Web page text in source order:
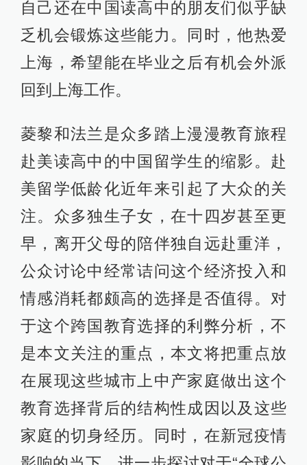
自己还在中国读高中的朋友们似乎缺
乏机会锻炼这些能力。同时，他热爱
上海，希望能在毕业之后有机会外派
回到上海工作。
菱黎和法兰是众多踏上漫漫教育旅程
赴美读高中的中国留学生的缩影。赴
美留学低龄化近年来引起了大众的关
注。众多独生子女，在十四岁甚至更
早，离开父母的陪伴独自远赴重洋，
公众讨论中经常诘问这个经济投入和
情感消耗都颇高的选择是否值得。对
于这个跨国教育选择的利弊分析，不
是本文关注的重点，本文将把重点放
在展现这些城市上中产家庭做出这个
教育选择背后的结构性成因以及这些
家庭的切身经历。同时，在新冠疫情